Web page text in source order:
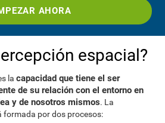
AHORA
espacial?
lacapacidad que tiene el ser
de su relación con el entorno en
y de nosotros mismos. La
formada por dos procesos: